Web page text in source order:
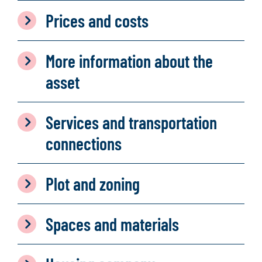
Prices and costs
More information about the
asset
Services and transportation
connections
Plot and zoning
Spaces and materials